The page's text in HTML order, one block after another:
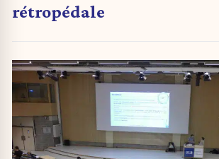
rétropédale